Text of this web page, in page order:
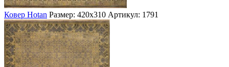
Ковер Hotan Размер: 420х310 Артикул: 1791